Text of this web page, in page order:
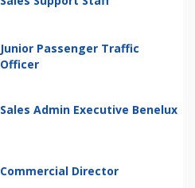
Junior Passenger Traffic
Officer
Sales Admin Executive Benelux
Commercial Director